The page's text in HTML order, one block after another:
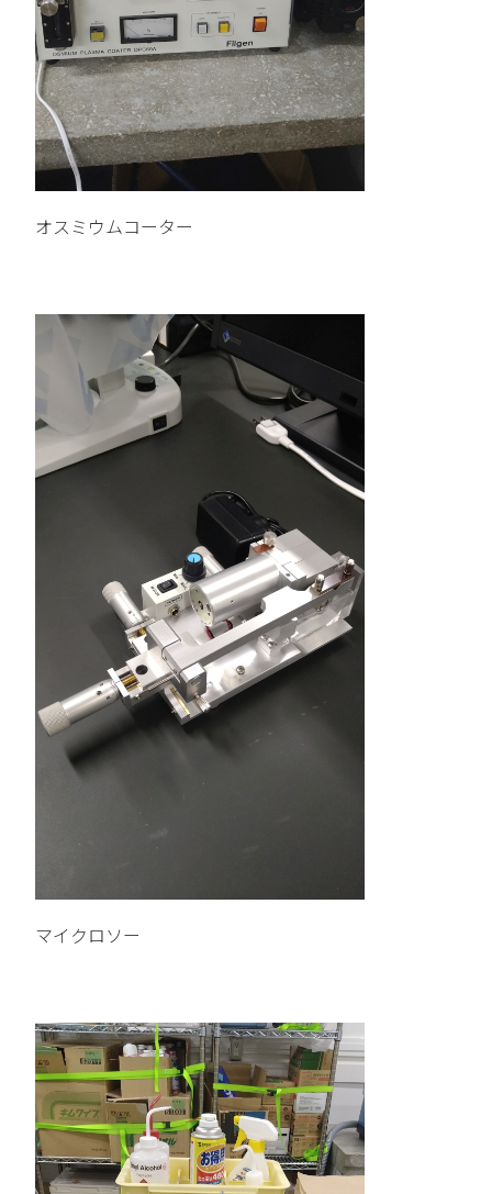
オスミウムコーター
マイクロソー